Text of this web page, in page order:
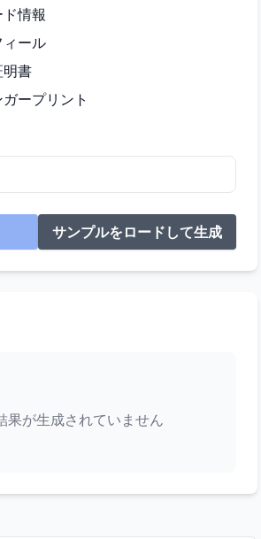
情報
ィール
明書
ープリント
サンプルをロードして生成
果が生成されていません